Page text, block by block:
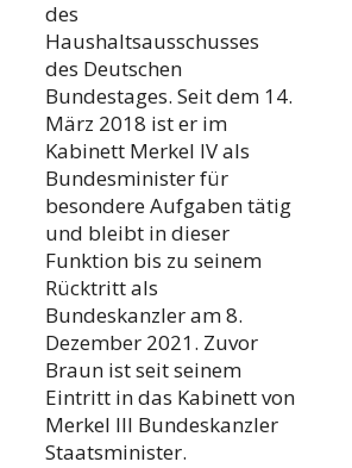
des
Haushaltsausschusses
des Deutschen
Bundestages. Seit dem 14.
März 2018 ist er im
Kabinett Merkel IV als
Bundesminister für
besondere Aufgaben tätig
und bleibt in dieser
Funktion bis zu seinem
Rücktritt als
Bundeskanzler am 8.
Dezember 2021. Zuvor
Braun ist seit seinem
Eintritt in das Kabinett von
Merkel III Bundeskanzler
Staatsminister.